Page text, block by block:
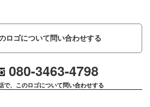
ロゴについて問い合わせする
080-3463-4798
で、このロゴについて問い合わせする